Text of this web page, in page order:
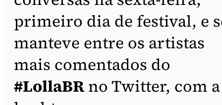
primeiro dia de festival, e
manteve entre os artistas
mais comentados do
#LollaBR no Twitter, com a